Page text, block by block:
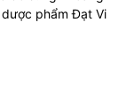
phẩm Đạt Vi